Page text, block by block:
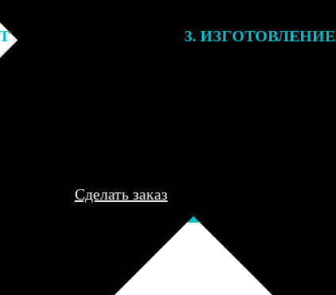
заказа к печати
могут связаться с Вами
телефону или email для
деталей.
3. ИЗГОТОВЛЕНИЕ
Оплатите заказ
оплаты получите
Сделать заказ